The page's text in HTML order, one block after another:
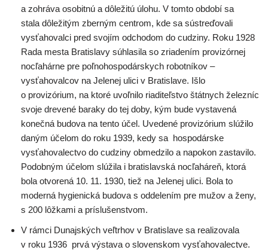
a zohráva osobitnú a dôležitú úlohu. V tomto období sa
stala dôležitým zberným centrom, kde sa sústreďovali
vysťahovalci pred svojím odchodom do cudziny. Roku 1928
Rada mesta Bratislavy súhlasila so zriadením provizórnej
nocľahárne pre poľnohospodárskych robotníkov –
vysťahovalcov na Jelenej ulici v Bratislave. Išlo
o provizórium, na ktoré uvoľnilo riaditeľstvo štátnych železníc
svoje drevené baraky do tej doby, kým bude vystavená
konečná budova na tento účel. Uvedené provizórium slúžilo
daným účelom do roku 1939, kedy sa hospodárske
vysťahovalectvo do cudziny obmedzilo a napokon zastavilo.
Podobným účelom slúžila i bratislavská nocľaháreň, ktorá
bola otvorená 10. 11. 1930, tiež na Jelenej ulici. Bola to
moderná hygienická budova s oddelením pre mužov a ženy,
s 200 lôžkami a príslušenstvom.
V rámci Dunajských veľtrhov v Bratislave sa realizovala
v roku 1936 prvá výstava o slovenskom vysťahovalectve.